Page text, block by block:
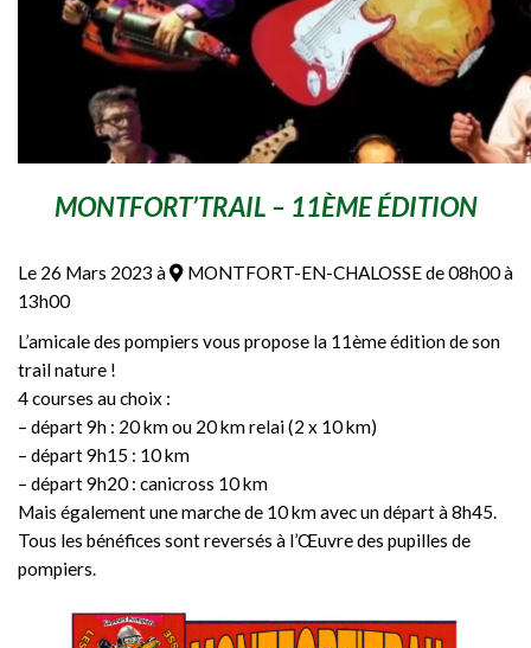
MONTFORT’TRAIL – 11ÈME ÉDITION
Le 26 Mars 2023 à
MONTFORT-EN-CHALOSSE de 08h00 à
13h00
L’amicale des pompiers vous propose la 11ème édition de son
trail nature !
4 courses au choix :
– départ 9h : 20 km ou 20 km relai (2 x 10 km)
– départ 9h15 : 10 km
– départ 9h20 : canicross 10 km
Mais également une marche de 10 km avec un départ à 8h45.
Tous les bénéfices sont reversés à l’Œuvre des pupilles de
pompiers.